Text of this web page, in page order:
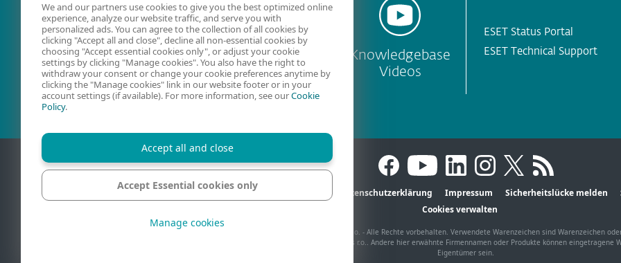
Online-Hilfe ESET Forum
Knowledgebase
Videos
ESET Status Portal
ESET Technical Support
Datenschutzerklärung Impressum Sicherheitslücke melden
Cookies verwalten
© 1992-2026 ESET, spol. s r.o. - Alle Rechte vorbehalten. Verwendete Warenzeichen sind Warenzeichen
Warenzeichen von ESET, spol. s r.o.. Andere hier erwähnte Firmennamen oder Produkte können eingetragene
Eigentümer sein.
We and our partners use cookies to give you the best optimized online
experience, analyze our website traffic, and serve you with
personalized ads. You can agree to the collection of all cookies by
clicking "Accept all and close", decline all non-essential cookies by
choosing "Accept essential cookies only", or adjust your cookie
settings by clicking "Manage cookies". You also have the right to
withdraw your consent or change your cookie preferences anytime by
clicking the "Manage cookies" link in our website footer or in your
account settings (if available). For more information, see ourCookie
Policy.
Accept all and close
Accept Essential cookies only
Manage cookies